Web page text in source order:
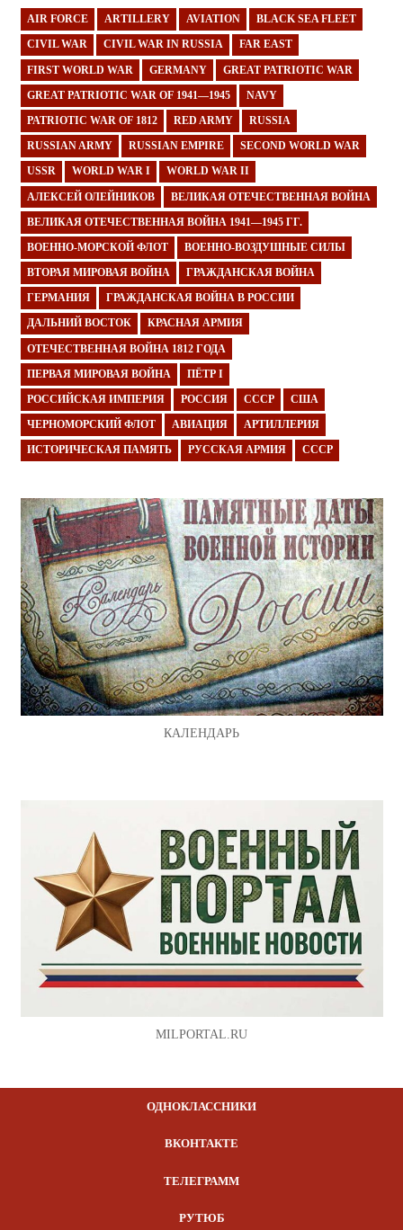
AIR FORCE ARTILLERY AVIATION BLACK SEA FLEET
CIVIL WAR CIVIL WAR IN RUSSIA FAR EAST
FIRST WORLD WAR GERMANY GREAT PATRIOTIC WAR
GREAT PATRIOTIC WAR OF 1941—1945 NAVY
PATRIOTIC WAR OF 1812 RED ARMY RUSSIA
RUSSIAN ARMY RUSSIAN EMPIRE SECOND WORLD WAR
USSR WORLD WAR I WORLD WAR II
АЛЕКСЕЙ ОЛЕЙНИКОВ ВЕЛИКАЯ ОТЕЧЕСТВЕННАЯ ВОЙНА
ВЕЛИКАЯ ОТЕЧЕСТВЕННАЯ ВОЙНА 1941—1945 ГГ.
ВОЕННО-МОРСКОЙ ФЛОТ ВОЕННО-ВОЗДУШНЫЕ СИЛЫ
ВТОРАЯ МИРОВАЯ ВОЙНА ГРАЖДАНСКАЯ ВОЙНА
ГЕРМАНИЯ ГРАЖДАНСКАЯ ВОЙНА В РОССИИ
ДАЛЬНИЙ ВОСТОК КРАСНАЯ АРМИЯ
ОТЕЧЕСТВЕННАЯ ВОЙНА 1812 ГОДА
ПЕРВАЯ МИРОВАЯ ВОЙНА ПЁТР I
РОССИЙСКАЯ ИМПЕРИЯ РОССИЯ СССР США
ЧЕРНОМОРСКИЙ ФЛОТ АВИАЦИЯ АРТИЛЛЕРИЯ
ИСТОРИЧЕСКАЯ ПАМЯТЬ РУССКАЯ АРМИЯ СССР
КАЛЕНДАРЬ
MILPORTAL.RU
ОДНОКЛАССНИКИ
ВКОНТАКТЕ
ТЕЛЕГРАММ
РУТЮБ